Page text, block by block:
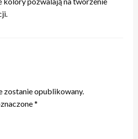
zostanie opublikowany.
*